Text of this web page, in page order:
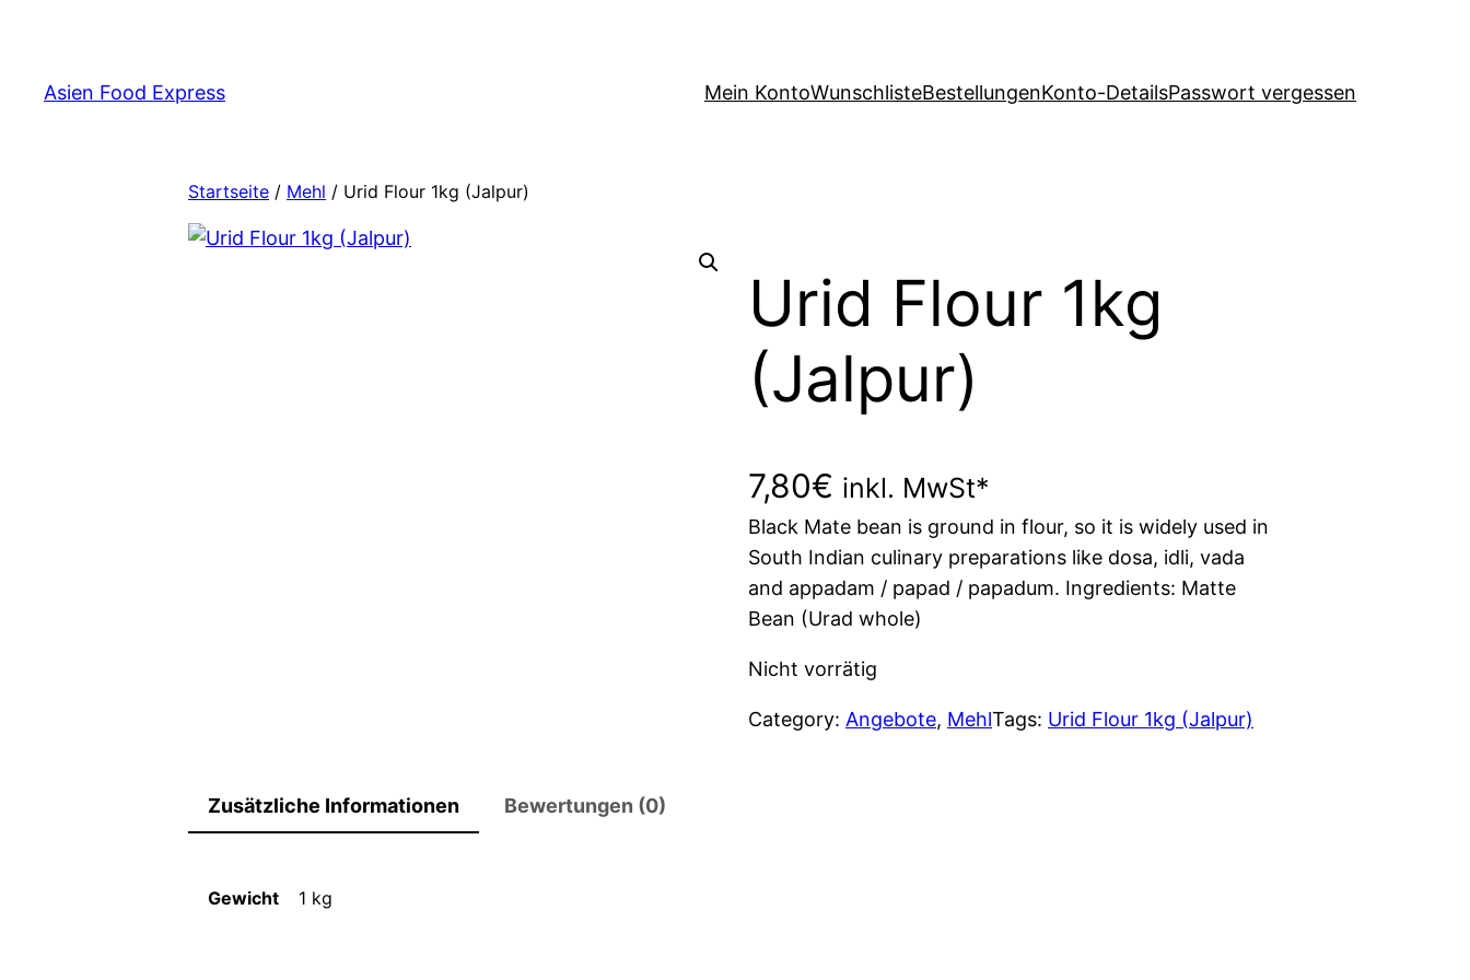
springen
Asien Food Express Mein KontoWunschlisteBestellungenKonto-DetailsPasswort vergessen
Startseite / Mehl / Urid Flour 1kg (Jalpur)
Urid Flour 1kg
(Jalpur)
7,80€ inkl. MwSt*
Black Mate bean is ground in flour, so it is widely used in
South Indian culinary preparations like dosa, idli, vada
and appadam / papad / papadum. Ingredients: Matte
Bean (Urad whole)
Nicht vorrätig
Category: Angebote, MehlTags: Urid Flour 1kg (Jalpur)
Zusätzliche Informationen Bewertungen (0)
Gewicht 1 kg